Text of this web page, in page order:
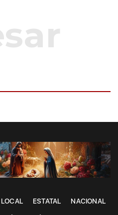
LOCAL ESTATAL NACIONAL